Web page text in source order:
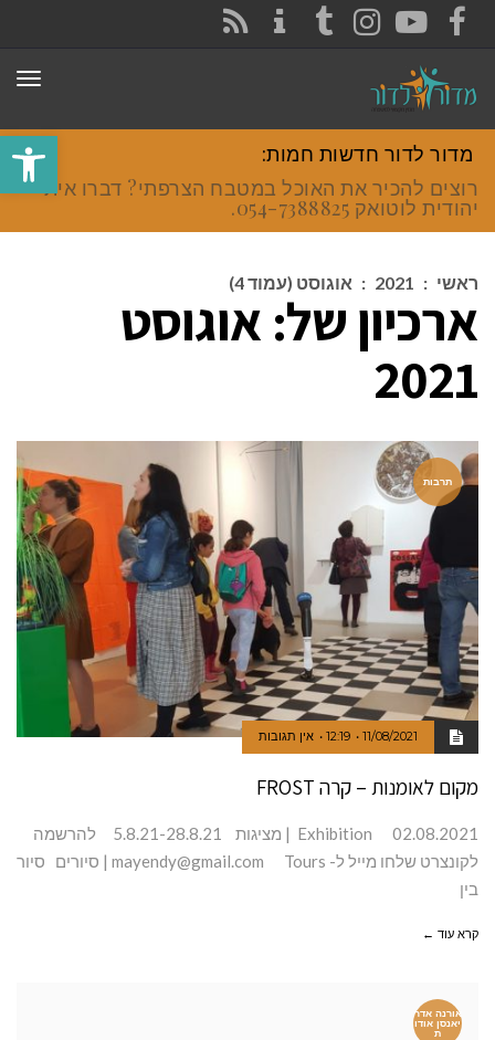
פתח
FACEBOOK
YOUTUBE
INSTAGRAM
TUMBLR
מדור לדור חדשות חמות:
רוצים להכיר את האוכל במטבח הצרפתי? דברו איתי
יהודית לוטואק 054-7388825.
ראשי :
2021
: אוגוסט (עמוד 4)
ארכיון של: אוגוסט
2021
תרבות
11/08/2021
12:19 אין תגובות
מקום לאומנות – קרה FROST
02.08.2021 Exhibition | מציגות 5.8.21-28.8.21 להרשמה
לקונצרט שלחו מייל ל-
mayendy@gmail.com Tours | סיורים סיור
בין
קרא עוד ←
אורנה אדר
יאנסן אודו
ת